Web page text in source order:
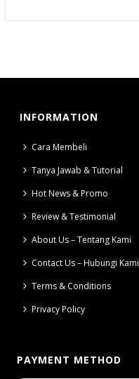
INFORMATION
Cara Membeli
Tanya Jawab & Tutorial
Hot News & Promo
Review & Testimonial
About Us – Tentang Kami
Contact Us – Hubungi Kami
Terms & Conditions
Privacy Policy
PAYMENT METHOD